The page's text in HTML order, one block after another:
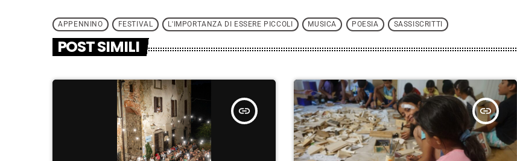
APPENNINO FESTIVAL L'IMPORTANZA DI ESSERE PICCOLI MUSICA POESIA SASSISCRITTI
POST SIMILI
insert_link insert_link